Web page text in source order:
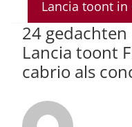
p
p
o
o
k
Lancia toont in
24 gedachten
Lancia toont
cabrio als